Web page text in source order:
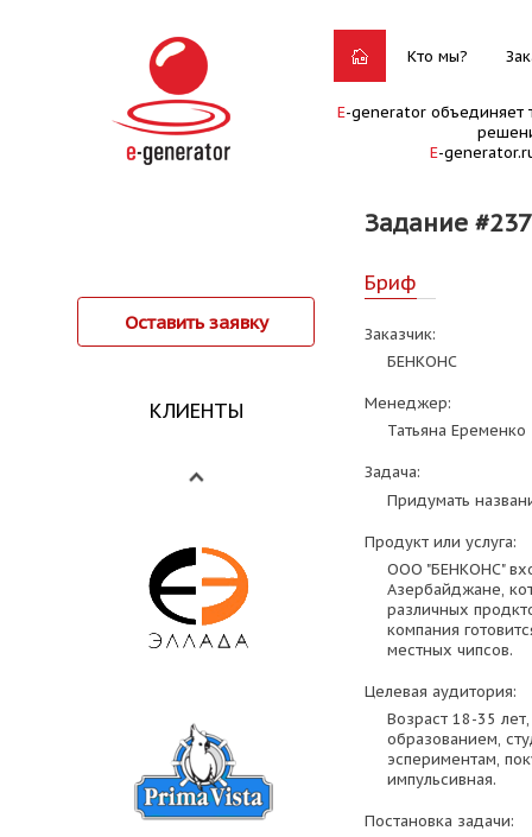
Кто мы?
E-generator объединяет
E-
Задание
Оставить заявку
КЛИЕНТЫ
Бриф
Заказчик:
БЕНКОНС
Менеджер:
Татьяна Еременко
Задача:
Придумать
Продукт или услуга:
ООО "БЕНКОНС"
Азербайджане,
различных
компания
местных чипсов.
Целевая аудитория:
Возраст 18-35
образованием,
эспериментам,
импульсивная.
Постановка задачи: